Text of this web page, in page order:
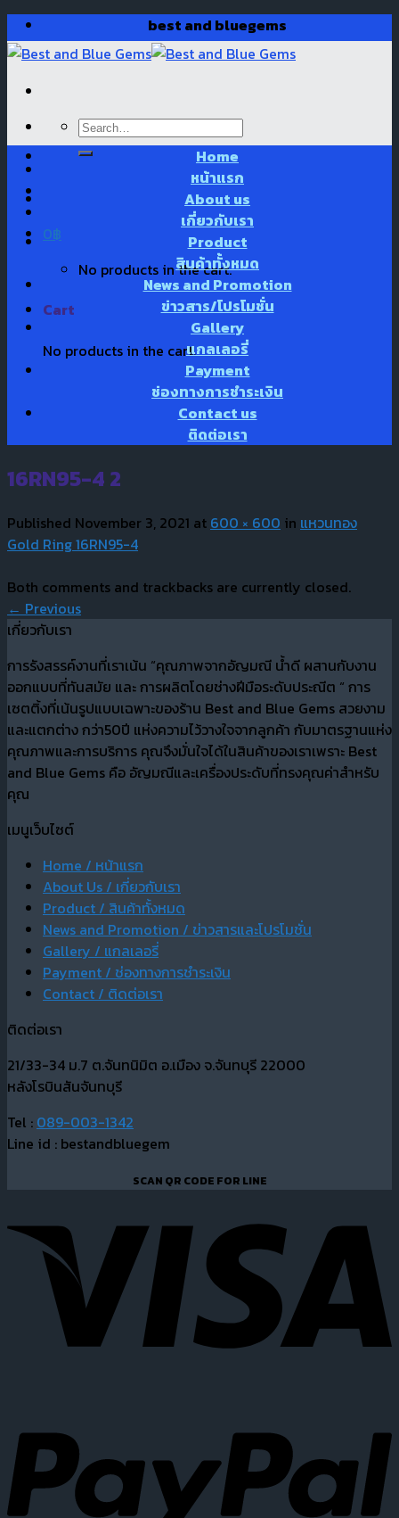
Skip
to
content
best and bluegems
Search
for:
0฿
No products in the cart.
Cart
No products in the cart.
Home
หน้าแรก
About us
เกี่ยวกับเรา
Product
สินค้าทั้งหมด
News and Promotion
ข่าวสาร/โปรโมชั่น
Gallery
แกลเลอรี่
Payment
ช่องทางการชำระเงิน
Contact us
ติดต่อเรา
16RN95-4 2
Published November 3, 2021 at 600 × 600 in แหวนทอง
Gold Ring 16RN95-4
Both comments and trackbacks are currently closed.
← Previous
เกี่ยวกับเรา
การรังสรรค์งานที่เราเน้น “คุณภาพจากอัญมณี น้ำดี ผสานกับงาน
ออกแบบที่ทันสมัย และ การผลิตโดยช่างฝีมือระดับประณีต “ การ
เซตติ้งที่เน้นรูปแบบเฉพาะของร้าน Best and Blue Gems สวยงาม
และแตกต่าง กว่า50ปี แห่งความไว้วางใจจากลูกค้า กับมาตรฐานแห่ง
คุณภาพและการบริการ คุณจึงมั่นใจได้ในสินค้าของเราเพราะ Best
and Blue Gems คือ อัญมณีและเครื่องประดับที่ทรงคุณค่าสำหรับ
คุณ
เมนูเว็บไซต์
Home / หน้าแรก
About Us / เกี่ยวกับเรา
Product / สินค้าทั้งหมด
News and Promotion / ข่าวสารและโปรโมชั่น
Gallery / แกลเลอรี่
Payment / ช่องทางการชำระเงิน
Contact / ติดต่อเรา
ติดต่อเรา
21/33-34 ม.7 ต.จันทนิมิต อ.เมือง จ.จันทบุรี 22000
หลังโรบินสันจันทบุรี
Tel : 089-003-1342
Line id : bestandbluegem
SCAN QR CODE FOR LINE